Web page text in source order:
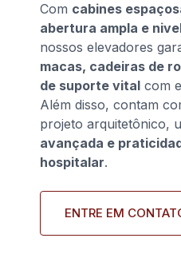
Com cabines
abertura ampla e
nossos elevadores
macas, cadeiras de
de suporte vital com
Além disso, contam
projeto arquitetônico,
avançada e
hospitalar.
ENTRE EM